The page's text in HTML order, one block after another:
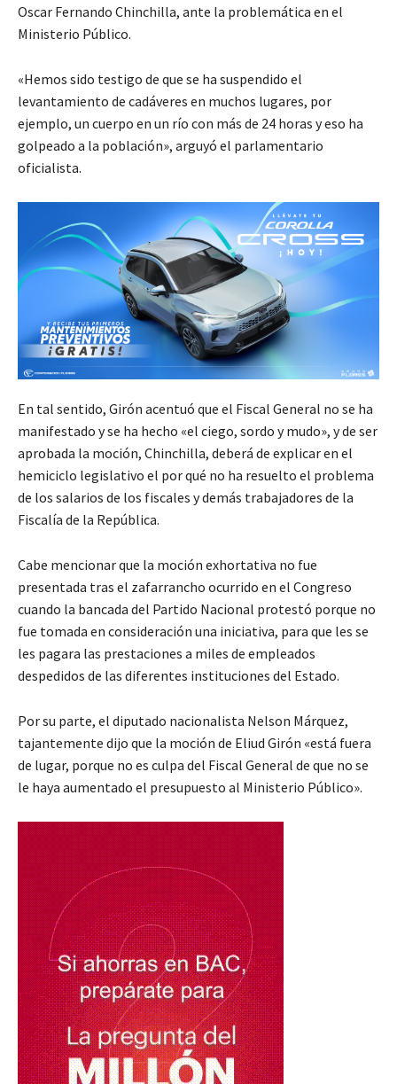
Oscar Fernando Chinchilla, ante la problemática en el
Ministerio Público.
«Hemos sido testigo de que se ha suspendido el
levantamiento de cadáveres en muchos lugares, por
ejemplo, un cuerpo en un río con más de 24 horas y eso ha
golpeado a la población», arguyó el parlamentario
oficialista.
En tal sentido, Girón acentuó que el Fiscal General no se ha
manifestado y se ha hecho «el ciego, sordo y mudo», y de ser
aprobada la moción, Chinchilla, deberá de explicar en el
hemiciclo legislativo el por qué no ha resuelto el problema
de los salarios de los fiscales y demás trabajadores de la
Fiscalía de la República.
Cabe mencionar que la moción exhortativa no fue
presentada tras el zafarrancho ocurrido en el Congreso
cuando la bancada del Partido Nacional protestó porque no
fue tomada en consideración una iniciativa, para que les se
les pagara las prestaciones a miles de empleados
despedidos de las diferentes instituciones del Estado.
Por su parte, el diputado nacionalista Nelson Márquez,
tajantemente dijo que la moción de Eliud Girón «está fuera
de lugar, porque no es culpa del Fiscal General de que no se
le haya aumentado el presupuesto al Ministerio Público».